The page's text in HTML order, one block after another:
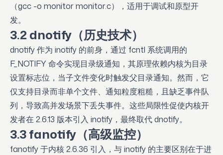
（gcc -o monitor monitor.c），适用于调试和原型开
发。
3.2 dnotify（历史技术）
dnotify 作为 inotify 的前身，通过 fcntl 系统调用的
F_NOTIFY 命令实现目录级通知，其原理依赖内核为目录
设置标志位，当子文件变化时触发父目录通知。然而，它
仅支持目录而非单个文件、通知粒度粗糙，且缺乏事件队
列，导致高并发场景下丢失事件。这些局限性促使内核开
发者在 2.6.13 版本引入 inotify，最终取代 dnotify。
3.3 fanotify（高级监控）
fanotify 于内核 2.6.36 引入，与 inotify 的主要区别在于进